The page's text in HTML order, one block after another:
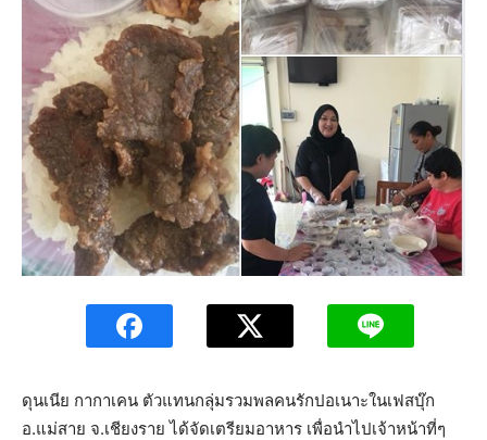
ดุนเนีย กากาเคน ตัวแทนกลุ่มรวมพลคนรักปอเนาะในเฟสบุ๊ก
อ.แม่สาย จ.เชียงราย ได้จัดเตรียมอาหาร เพื่อนำไปเจ้าหน้าที่ๆ